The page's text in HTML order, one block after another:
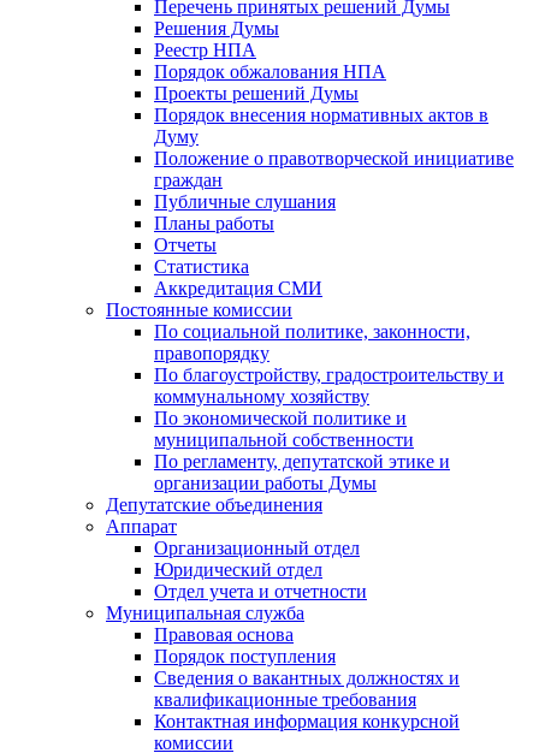
Перечень принятых решений Думы
Решения Думы
Реестр НПА
Порядок обжалования НПА
Проекты решений Думы
Порядок внесения нормативных актов в
Думу
Положение о правотворческой инициативе
граждан
Публичные слушания
Планы работы
Отчеты
Статистика
Аккредитация СМИ
Постоянные комиссии
По социальной политике, законности,
правопорядку
По благоустройству, градостроительству и
коммунальному хозяйству
По экономической политике и
муниципальной собственности
По регламенту, депутатской этике и
организации работы Думы
Депутатские объединения
Аппарат
Организационный отдел
Юридический отдел
Отдел учета и отчетности
Муниципальная служба
Правовая основа
Порядок поступления
Сведения о вакантных должностях и
квалификационные требования
Контактная информация конкурсной
комиссии